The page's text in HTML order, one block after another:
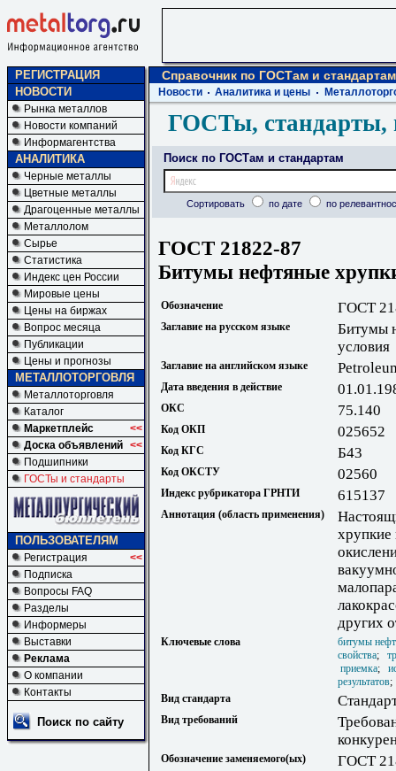
РЕГИСТРАЦИЯ
НОВОСТИ
Рынка металлов
Новости компаний
Информагентства
АНАЛИТИКА
Черные металлы
Цветные металлы
Драгоценные металлы
Металлолом
Сырье
Статистика
Индекс цен России
Мировые цены
Цены на биржах
Вопрос месяца
Публикации
Цены и прогнозы
МЕТАЛЛОТОРГОВЛЯ
Металлоторговля
Каталог
Маркетплейс
<<
Доска объявлений <<
Подшипники
ГОСТы и стандарты
ПОЛЬЗОВАТЕЛЯМ
Регистрация
<<
Подписка
Вопросы FAQ
Разделы
Информеры
Выставки
Реклама
О компании
Контакты
Поиск по сайту
Справочник по ГОСТам и стандартам
Новости Аналитика и цены
ГОСТы, стандарты,
Поиск по ГОСТам и стандартам
Сортировать по дате по
ГОСТ 21822-87
Битумы нефтяные
Обозначение ГОСТ
Заглавие на русском языке
Битумы
условия
Заглавие на английском языке
Дата введения в действие
ОКС 75.140
Код ОКП 025652
Код КГС Б43
Код ОКСТУ 02560
Индекс рубрикатора ГРНТИ 615137
Аннотация (область применения)
других
Ключевые слова
битумы
свойства;
приемка;
результатов
Вид стандарта
Вид требований
Обозначение заменяемого(ых) ГОСТ